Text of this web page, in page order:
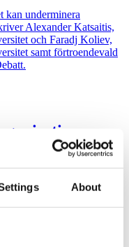
About
kan underminera
Alexander Katsaitis,
och Faradj Koliev,
samt förtroendevald
veto
att likställa
andra metaller.